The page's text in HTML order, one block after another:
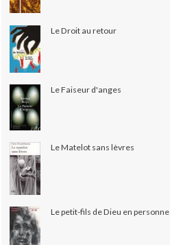
Le Droit au retour
Le Faiseur d'anges
Le Matelot sans lèvres
Le petit-fils de Dieu en personne